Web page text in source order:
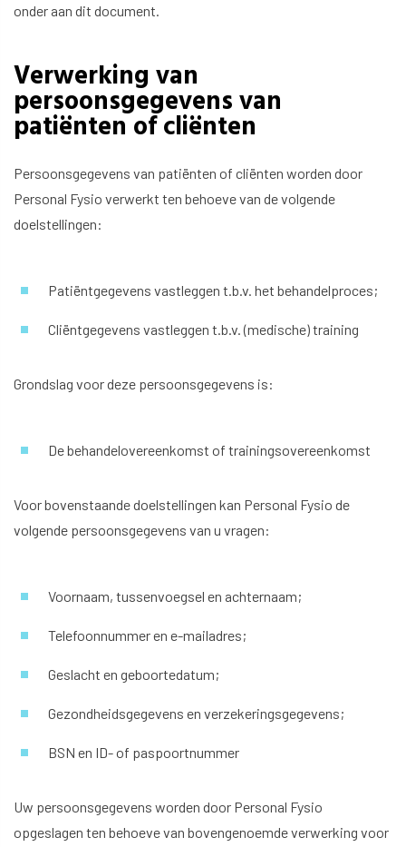
onder aan dit document.
Verwerking van
persoonsgegevens van
patiënten of cliënten
Persoonsgegevens van patiënten of cliënten worden door
Personal Fysio verwerkt ten behoeve van de volgende
doelstellingen:
Patiëntgegevens vastleggen t.b.v. het behandelproces;
Cliëntgegevens vastleggen t.b.v. (medische) training
Grondslag voor deze persoonsgegevens is:
De behandelovereenkomst of trainingsovereenkomst
Voor bovenstaande doelstellingen kan Personal Fysio de
volgende persoonsgegevens van u vragen:
Voornaam, tussenvoegsel en achternaam;
Telefoonnummer en e-mailadres;
Geslacht en geboortedatum;
Gezondheidsgegevens en verzekeringsgegevens;
BSN en ID- of paspoortnummer
Uw persoonsgegevens worden door Personal Fysio
opgeslagen ten behoeve van bovengenoemde verwerking voor